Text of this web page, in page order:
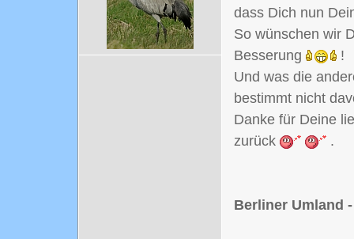
dass Dich nun
So wünschen wir
Besserung
!
Und was die
bestimmt nicht
Danke für Deine
zurück
.
Berliner Umland -